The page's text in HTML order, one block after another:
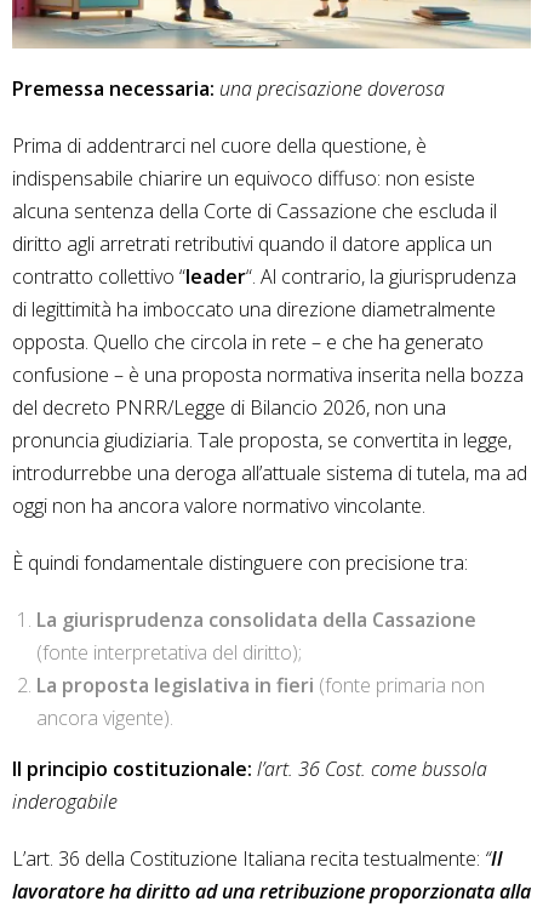
Premessa necessaria: una precisazione doverosa
Prima di addentrarci nel cuore della questione, è
indispensabile chiarire un equivoco diffuso: non esiste
alcuna sentenza della Corte di Cassazione che escluda il
diritto agli arretrati retributivi quando il datore applica un
contratto collettivo “leader“. Al contrario, la giurisprudenza
di legittimità ha imboccato una direzione diametralmente
opposta. Quello che circola in rete – e che ha generato
confusione – è una proposta normativa inserita nella bozza
del decreto PNRR/Legge di Bilancio 2026, non una
pronuncia giudiziaria. Tale proposta, se convertita in legge,
introdurrebbe una deroga all’attuale sistema di tutela, ma ad
oggi non ha ancora valore normativo vincolante.
È quindi fondamentale distinguere con precisione tra:
La giurisprudenza consolidata della Cassazione
(fonte interpretativa del diritto);
La proposta legislativa in fieri (fonte primaria non
ancora vigente).
Il principio costituzionale: l’art. 36 Cost. come bussola
inderogabile
L’art. 36 della Costituzione Italiana recita testualmente: “Il
lavoratore ha diritto ad una retribuzione proporzionata alla